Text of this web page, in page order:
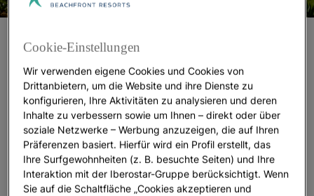
Wir wissen von den Maya, dass sie zwischen 2000
v. Chr. und 1500 n. Chr. im Südosten
haben. Dass sie unglaubliche Anlagen, wie Chichen
Itzá, Tulum oder Tikal, gebaut haben. Dass sie
bedeutende Astronomen waren und ihr eigenes
Schriftsystem erfanden. Und dass sie davon
träumten (mit einer nicht allzu genauen
Treffsicherheit), dass 2012 die Apokalypse
bevorstehen würde.
Cookie-Einstellungen
Wir verwenden eigene Cookies und Cookies von
Drittanbietern, um die Website und ihre Dienste zu
konfigurieren, Ihre Aktivitäten zu analysieren und deren
Inhalte zu verbessern sowie um Ihnen – direkt oder über
soziale Netzwerke – Werbung anzuzeigen, die auf Ihren
Präferenzen basiert. Hierfür wird ein Profil erstellt, das
Ihre Surfgewohnheiten (z. B. besuchte Seiten) und Ihre
Interaktion mit der Iberostar-Gruppe berücksichtigt. Wenn
Sie auf die Schaltfläche „Cookies akzeptieren und